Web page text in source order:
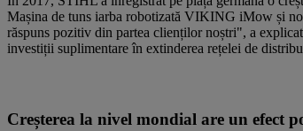
Mașina de tuns iarba robotizată VIKING iMow și
răspuns pozitiv din partea clienților noștri", a
investiții suplimentare în extinderea rețelei de
Creșterea la nivel mondial are un efect